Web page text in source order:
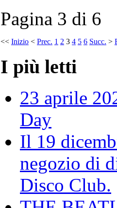
Pagina 3 di 6
<< Inizio < Prec. 1 2 3 4 5 6 Succ. >
I più letti
23 aprile
Day
Il 19
negozio di
Disco Club.